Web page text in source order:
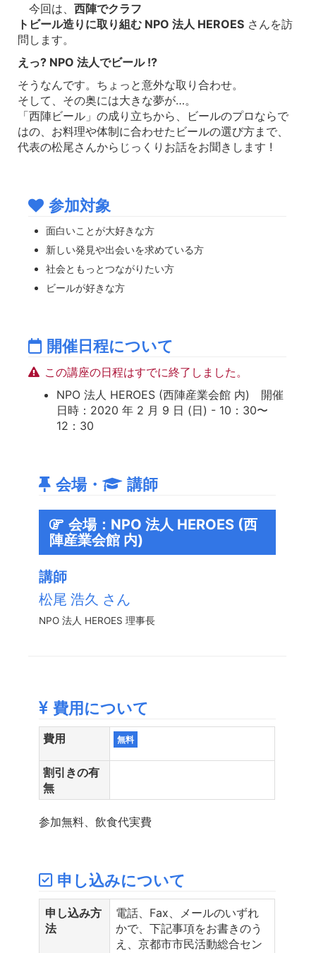
今回は、 西陣でクラフ
トビール造りに取り組む NPO 法人 HEROES さんを訪
問します。
えっ? NPO 法人でビール !?
そうなんです。ちょっと意外な取り合わせ。
そして、その奥には大きな夢が…。
「西陣ビール」の成り立ちから、ビールのプロならで
はの、お料理や体制に合わせたビールの選び方まで、
代表の松尾さんからじっくりお話をお聞きします !
参加対象
面白いことが大好きな方
新しい発見や出会いを求めている方
社会ともっとつながりたい方
ビールが好きな方
開催日程について
この講座の日程はすでに終了しました。
NPO 法人 HEROES (西陣産業会館 内) 開催
日時：2020 年 2 月 9 日 (日) - 10：30〜
12：30
会場・ 講師
会場：NPO 法人 HEROES (西
陣産業会館 内)
講師
松尾 浩久 さん
NPO 法人 HEROES 理事長
費用について
費用 無料
割引きの有
無
参加無料、飲食代実費
申し込みについて
申し込み方
法
電話、Fax、メールのいずれ
かで、下記事項をお書きのう
え、京都市市民活動総合セン